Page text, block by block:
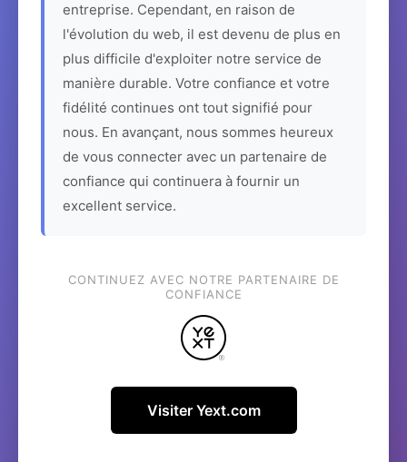
entreprise. Cependant, en raison de
l'évolution du web, il est devenu de plus en
plus difficile d'exploiter notre service de
manière durable. Votre confiance et votre
fidélité continues ont tout signifié pour
nous. En avançant, nous sommes heureux
de vous connecter avec un partenaire de
confiance qui continuera à fournir un
excellent service.
CONTINUEZ AVEC NOTRE PARTENAIRE DE
CONFIANCE
Visiter Yext.com